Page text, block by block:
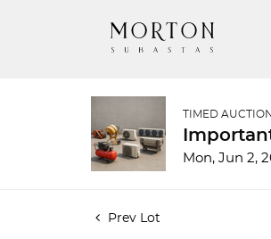
TIMED AUCTION
Mon, Jun 2,
Prev Lot